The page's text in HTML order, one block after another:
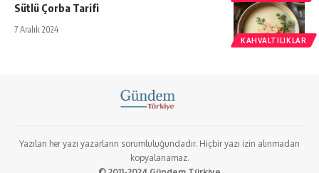
KAHVALTILIKLAR
Sütlü Çorba Tarifi
7 Aralık 2024
Yazılan her yazı yazarların sorumluluğundadır. Hiçbir yazı izin alınmadan
kopyalanamaz.